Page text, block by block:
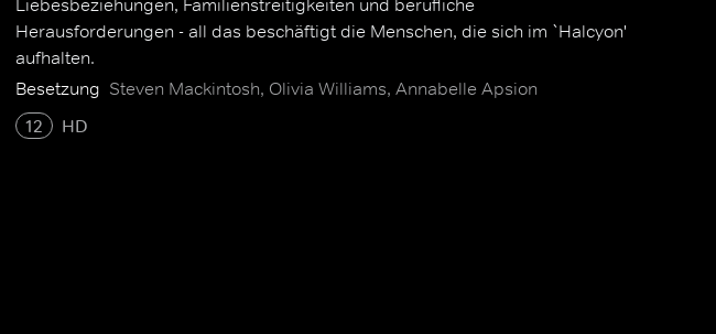
Liebesbeziehungen, Familienstreitigkeiten und berufliche
Herausforderungen - all das beschäftigt die Menschen, die sich im `Halcyon'
aufhalten.
Besetzung Steven Mackintosh, Olivia Williams, Annabelle Apsion
12
HD